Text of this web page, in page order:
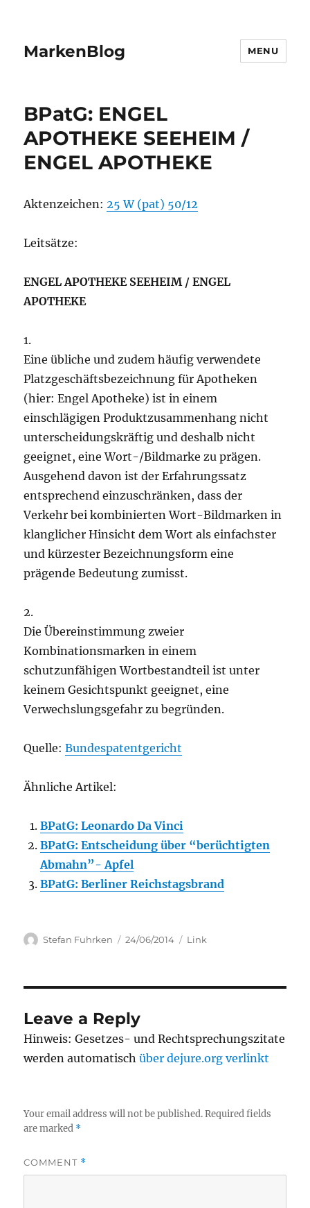
MarkenBlog MENU
BPatG: ENGEL
APOTHEKE SEEHEIM /
ENGEL APOTHEKE
Aktenzeichen:25 W (pat) 50/12
Leitsätze:
ENGEL APOTHEKE SEEHEIM / ENGEL
APOTHEKE
1.
Eine übliche und zudem häufig verwendete
Platzgeschäftsbezeichnung für Apotheken
(hier: Engel Apotheke) ist in einem
einschlägigen Produktzusammenhang nicht
unterscheidungskräftig und deshalb nicht
geeignet, eine Wort-/Bildmarke zu prägen.
Ausgehend davon ist der Erfahrungssatz
entsprechend einzuschränken, dass der
Verkehr bei kombinierten Wort-Bildmarken in
klanglicher Hinsicht dem Wort als einfachster
und kürzester Bezeichnungsform eine
prägende Bedeutung zumisst.
2.
Die Übereinstimmung zweier
Kombinationsmarken in einem
schutzunfähigen Wortbestandteil ist unter
keinem Gesichtspunkt geeignet, eine
Verwechslungsgefahr zu begründen.
Quelle:Bundespatentgericht
Ähnliche Artikel:
BPatG: Leonardo Da Vinci
BPatG: Entscheidung über “berüchtigten
Abmahn”- Apfel
BPatG: Berliner Reichstagsbrand
Author
Stefan Fuhrken
Posted
24/06/2014 Categories
Link
Leave a Reply
Hinweis: Gesetzes- und Rechtsprechungszitate
werden automatischüber dejure.org verlinkt
Your email address will not be published. Required fields
are marked *
COMMENT *